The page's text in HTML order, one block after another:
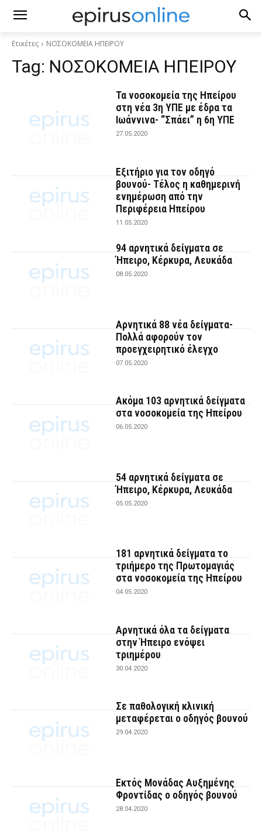
Ετικέτες ΝΟΣΟΚΟΜΕΙΑ ΗΠΕΙΡΟΥ
Tag: ΝΟΣΟΚΟΜΕΙΑ ΗΠΕΙΡΟΥ
Τα νοσοκομεία της Ηπείρου
στη νέα 3η ΥΠΕ με έδρα τα
Ιωάννινα- “Σπάει” η 6η ΥΠΕ
27.05.2020
Εξιτήριο για τον οδηγό
βουνού- Τέλος η καθημερινή
ενημέρωση από την
Περιφέρεια Ηπείρου
11.05.2020
94 αρνητικά δείγματα σε
Ήπειρο, Κέρκυρα, Λευκάδα
08.05.2020
Αρνητικά 88 νέα δείγματα-
Πολλά αφορούν τον
προεγχειρητικό έλεγχο
07.05.2020
Ακόμα 103 αρνητικά δείγματα
στα νοσοκομεία της Ηπείρου
06.05.2020
54 αρνητικά δείγματα σε
Ήπειρο, Κέρκυρα, Λευκάδα
05.05.2020
181 αρνητικά δείγματα το
τριήμερο της Πρωτομαγιάς
στα νοσοκομεία της Ηπείρου
04.05.2020
Αρνητικά όλα τα δείγματα
στην Ήπειρο ενόψει
τριημέρου
30.04.2020
Σε παθολογική κλινική
μεταφέρεται ο οδηγός βουνού
29.04.2020
Εκτός Μονάδας Αυξημένης
Φροντίδας ο οδηγός βουνού
28.04.2020